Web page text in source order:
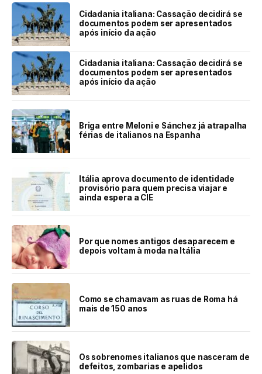
Cidadania italiana: Cassação decidirá se
documentos podem ser apresentados
após início da ação
Cidadania italiana: Cassação decidirá se
documentos podem ser apresentados
após início da ação
Briga entre Meloni e Sánchez já atrapalha
férias de italianos na Espanha
Itália aprova documento de identidade
provisório para quem precisa viajar e
ainda espera a CIE
Por que nomes antigos desaparecem e
depois voltam à moda na Itália
Como se chamavam as ruas de Roma há
mais de 150 anos
Os sobrenomes italianos que nasceram de
defeitos, zombarias e apelidos